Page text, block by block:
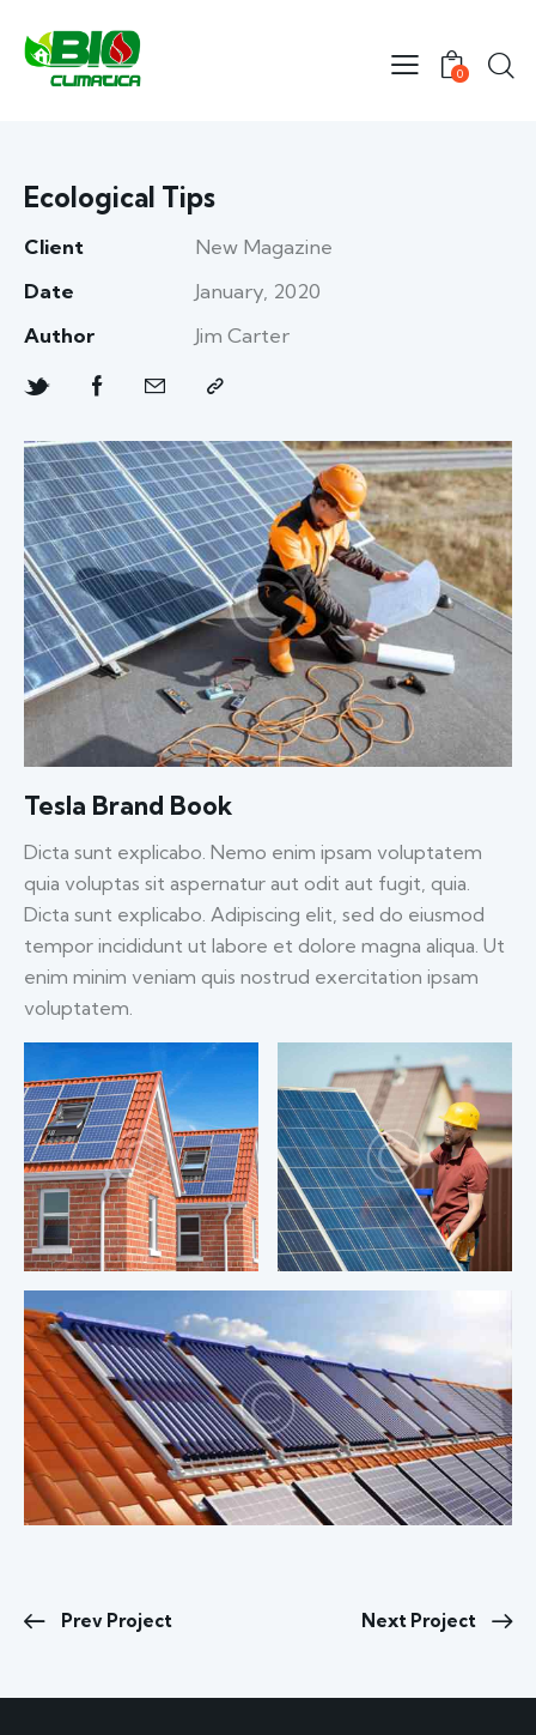
0
Ecological Tips
Tesla Brand Book
Dicta sunt explicabo. Nemo enim ipsam voluptatem
quia voluptas sit aspernatur aut odit aut fugit, quia.
Dicta sunt explicabo. Adipiscing elit, sed do eiusmod
tempor incididunt ut labore et dolore magna aliqua. Ut
enim minim veniam quis nostrud exercitation ipsam
voluptatem.
Client
New Magazine
Date
January, 2020
Author
Jim Carter
Prev Project Next Project